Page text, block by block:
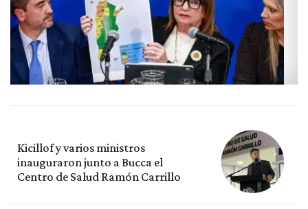
Kicillof y varios ministros
inauguraron junto a Bucca el
Centro de Salud Ramón Carrillo